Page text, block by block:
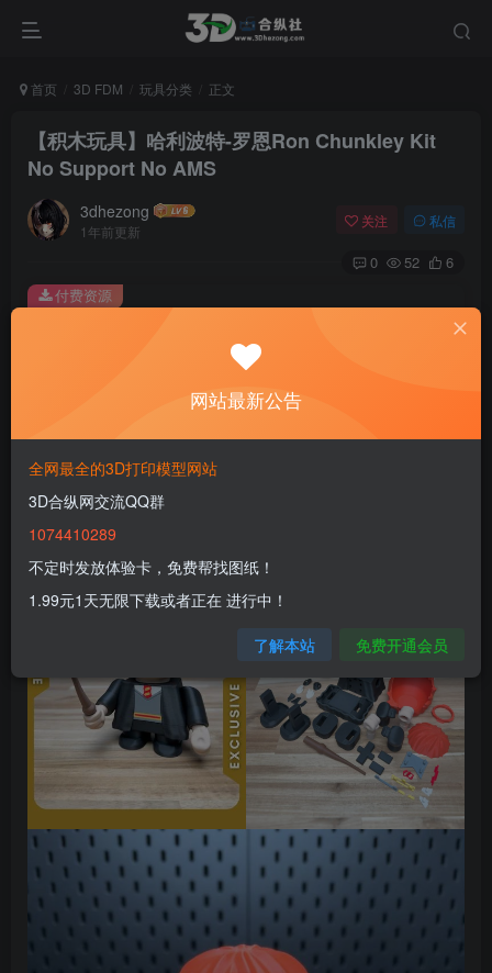
首页 3D FDM 玩具分类 正文
【积木玩具】哈利波特-罗恩Ron Chunkley Kit
No Support No AMS
3dhezong
1年前更新
关注 私信
0 52 6
此内容为付费资源，请付费后查看
100积分
贵宾VIP会员免费 体验会员免费
付费资源
网站最新公告
全网最全的3D打印模型网站
3D合纵网交流QQ群
1074410289
不定时发放体验卡，免费帮找图纸！
1.99元1天无限下载或者正在 进行中！
了解本站 免费开通会员